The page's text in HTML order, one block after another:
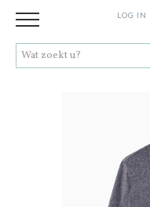
LOG IN